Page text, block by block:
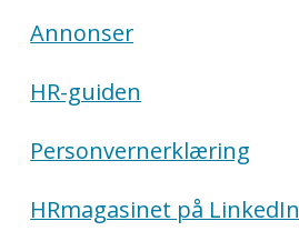
Annonser
HR-guiden
Personvernerklæring
HRmagasinet på LinkedIn